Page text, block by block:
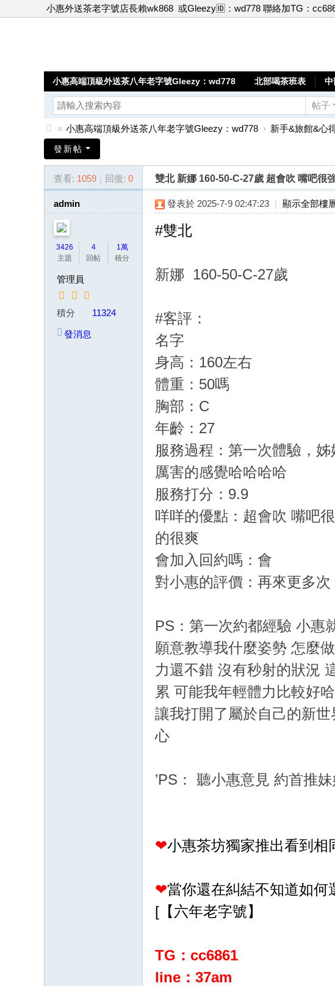
小惠外送茶老字號店長賴wk868 或Gleezy🆔：wd778 聯絡加TG：
小惠高端頂級外送茶八年老字號Gleezy：wd778 北部喝茶班表 中
帖子
惠
頂
» 小惠高端頂級外送茶八年老字號Gleezy：wd778 › 新手&旅館&心
發新帖
查看: 1059 | 回復: 0 雙北 新娜 160-50-C-27歲 超會吹 嘴吧很
admin
3426
主題
4
回帖
1萬
積分
管理員
積分 11324
發消息
發表於 2025-7-9 02:47:23 | 顯示全部樓
#雙北
新娜 160-50-C-27歲
#客評：
名字
身高：160左右
體重：50嗎
胸部：C
年齡：27
服務過程：第一次體驗，
厲害的感覺哈哈哈哈
服務打分：9.9
咩咩的優點：超會吹 嘴吧
的很爽
會加入回約嗎：會
對小惠的評價：再來更多次
PS：第一次約都經驗 小惠
願意教導我什麼姿勢 怎麼
力還不錯 沒有秒射的狀況
累 可能我年輕體力比較好
讓我打開了屬於自己的新
心
’PS： 聽小惠意見 約首推
❤小惠茶坊獨家推出看到
❤當你還在糾結不知道如
[【六年老字號】
TG：cc6861
line：37am